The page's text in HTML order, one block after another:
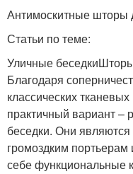
Антимоскитные шторы
Статьи по теме:
Уличные
Благодаря
классических
практичный вариант
беседки. Они
громоздким
себе функциональные